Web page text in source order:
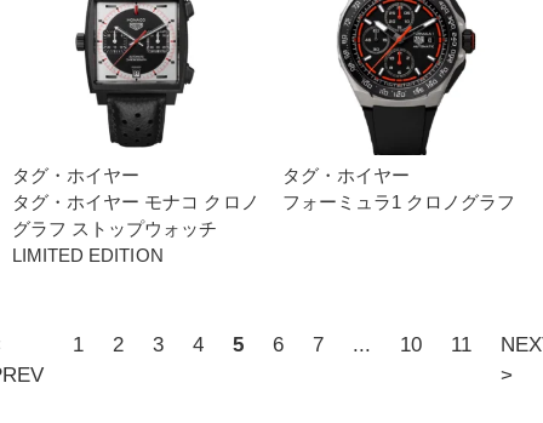
タグ・ホイヤー
タグ・ホイヤー モナコ クロノ
グラフ ストップウォッチ
LIMITED EDITION
タグ・ホイヤー
フォーミュラ1 クロノグラフ
1 2 3 4 5 6 7 ... 10 11
>